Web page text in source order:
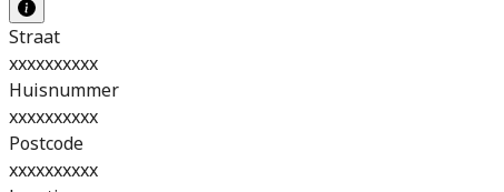
Straat
xxxxxxxxxx
Huisnummer
xxxxxxxxxx
Postcode
xxxxxxxxxx